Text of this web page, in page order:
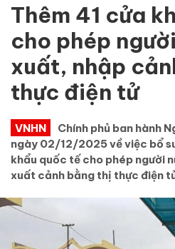
Thêm 41 cửa
cho phép
xuất, nhập
thực điện tử
VNHN
Chính phủ ban hành
ngày 02/12/2025 về việc bổ
khẩu quốc tế cho phép người
xuất cảnh bằng thị thực điện